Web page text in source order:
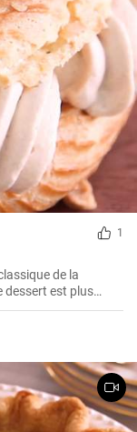
1
de la
dessert est plus
de pralines.